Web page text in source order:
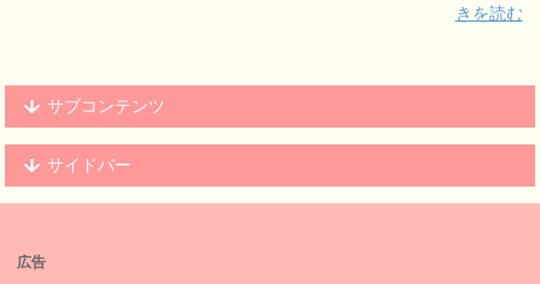
きを読む
サブコンテンツ
サイドバー
広告